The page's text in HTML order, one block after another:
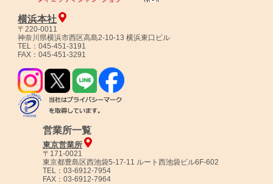
横浜本社
〒220-0011
神奈川県横浜市西区高島2-10-13 横浜東口ビル
TEL：045-451-3191
FAX：045-451-3291
営業所一覧
東京営業所
〒171-0021
東京都豊島区西池袋5-17-11 ルート西池袋ビル6F-602
TEL：03-6912-7954
FAX：03-6912-7964